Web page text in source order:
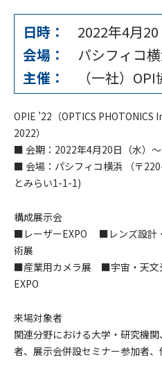
日時： 2022年4月20
会場：
パシフィコ
主催：
（一社）
OPIE ’22（OPTICS
2022）
■ 会期：2022年4月20日（水）
■ 会場：パシフィコ横浜 （〒
とみらい1-1-1)
構成展示会
■レーザーEXPO ■レンズ設
術展
■産業用カメラ展 ■宇宙・天
EXPO
来場対象者
関連分野における大学・研究機
者、展示会併設セミナー参加者、